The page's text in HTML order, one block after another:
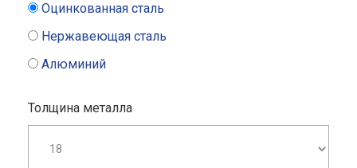
Оцинкованная сталь
Нержавеющая сталь
Алюминий
Толщина металла